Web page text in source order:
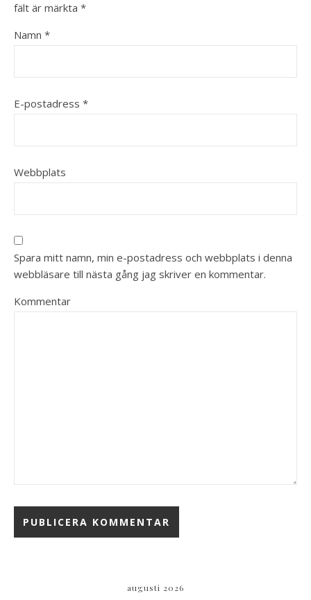
fält är märkta *
Namn *
E-postadress *
Webbplats
Spara mitt namn, min e-postadress och webbplats i denna
webbläsare till nästa gång jag skriver en kommentar.
Kommentar
augusti 2026